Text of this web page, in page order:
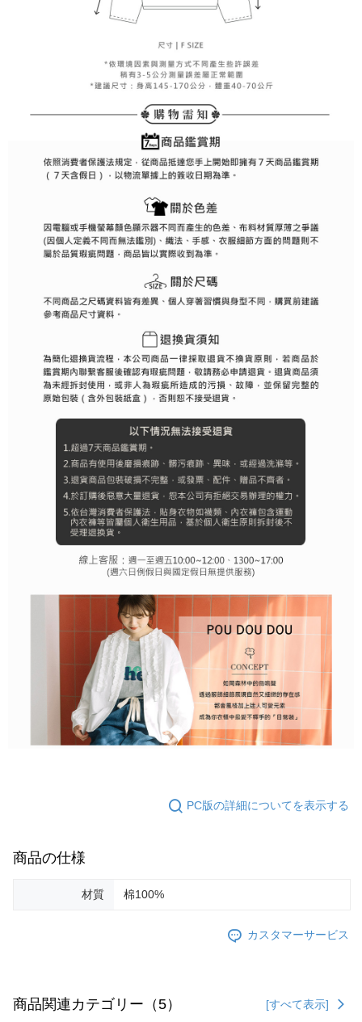
1.初回 AFTEEを ご利用の際に、認証結果及び当社の審査の結果に基づ
き、限度額が設定されます。
3.現在、台湾の会員のみご利用いただけます。
三、利用規約「AFTEE代金後払い」（以下当サービスという）はネットプ
ます。当サービスご利用の際に提供しなければならない個人情報（注文者
の氏名、電話番号、受取人の氏名、電話番号、受取人住所を含むがこれに
限らない）は、AFTEEに渡され当サービスで必要な範囲内で利用されま
す。AFTEEの個人情報の収集、処理、利用について、詳細はAFTEE公式ホ
ームページの『個人情報の収集、処理及び利用に関する声明』をご参照く
ださい（ https://aftee.tw/privacypolicy/）。
AFTEEの初回ご利用の際に、審査を通過すれば、最高額がNT$10,000にな
ります。支払い期限を過ぎた場合、その金額に基づいて年利20%の遅延滞
納金が加算されます。未成年の利用者は、事前に法定代理人または後見人
の同意を得ればAFTEEをご利用いただけます。
個人情報の処理、利用について疑問がある、または関連する法律の権利を
行使したい場合は、ネットプロテクションズcs_tw@netprotections.co.jp
にご連絡ください。上記に示した個人情報を、必要な購入注文書とあわせ
理、利用を許可することににご同意いただけない場合は、当サービスを選
択しないでください。
PC版の詳細についてを表示する
商品の仕様
材質 棉100%
カスタマーサービス
商品関連カテゴリー（5） [すべて表示]